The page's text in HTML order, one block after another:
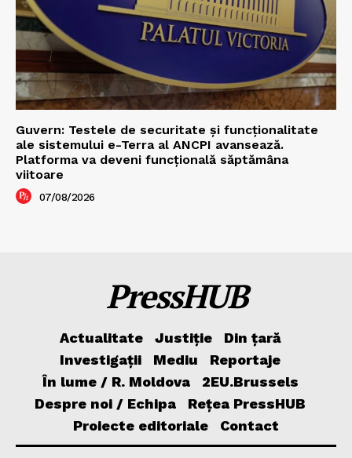
Guvern: Testele de securitate și funcționalitate
ale sistemului e-Terra al ANCPI avansează.
Platforma va deveni funcțională săptămâna
viitoare
07/08/2026
PressHUB
Actualitate Justiție
Din țară
Investigații
Mediu
Reportaje
În lume / R. Moldova
2EU.Brussels
Despre noi / Echipa
Rețea PressHUB
Proiecte editoriale
Contact